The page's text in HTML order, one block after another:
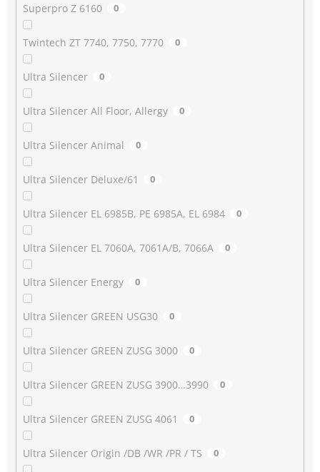
Superpro Z 6160 0
Twintech ZT 7740, 7750, 7770 0
Ultra Silencer 0
Ultra Silencer All Floor, Allergy 0
Ultra Silencer Animal 0
Ultra Silencer Deluxe/61 0
Ultra Silencer EL 6985B, PE 6985A, EL 6984 0
Ultra Silencer EL 7060A, 7061A/B, 7066A 0
Ultra Silencer Energy 0
Ultra Silencer GREEN USG30 0
Ultra Silencer GREEN ZUSG 3000 0
Ultra Silencer GREEN ZUSG 3900…3990 0
Ultra Silencer GREEN ZUSG 4061 0
Ultra Silencer Origin /DB /WR /PR / TS 0